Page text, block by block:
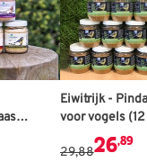
van de
Eiwitrijk -
voor vogels
De prijs is
29,8826,89